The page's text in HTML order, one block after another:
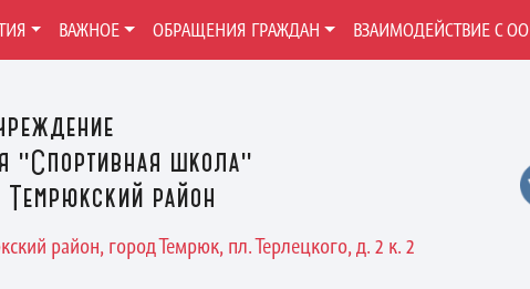
"Спортивная школа"
район
район, город Темрюк, пл. Терлецкого, д. 2 к. 2
ВАЖНОЕ ОБРАЩЕНИЯ ГРАЖДАН ВЗАИМОДЕЙСТВИЕ С ОО